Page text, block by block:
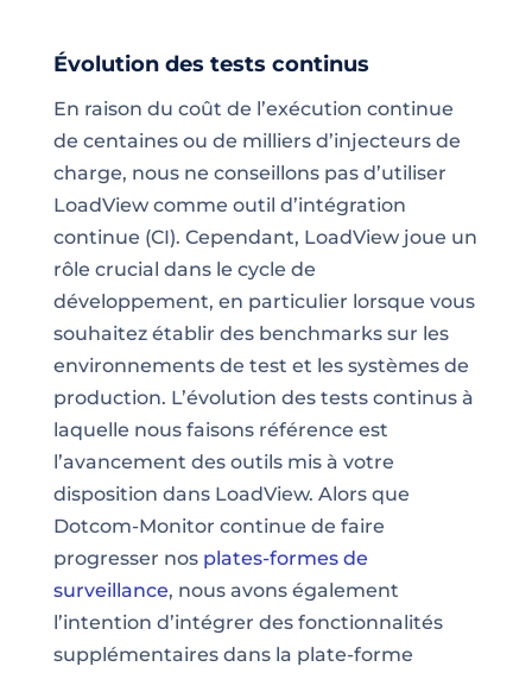
Évolution des tests continus
En raison du coût de l’exécution continue
de centaines ou de milliers d’injecteurs de
charge, nous ne conseillons pas d’utiliser
LoadView comme outil d’intégration
continue (CI). Cependant, LoadView joue un
rôle crucial dans le cycle de
développement, en particulier lorsque vous
souhaitez établir des benchmarks sur les
environnements de test et les systèmes de
production. L’évolution des tests continus à
laquelle nous faisons référence est
l’avancement des outils mis à votre
disposition dans LoadView. Alors que
Dotcom-Monitor continue de faire
progresser nosplates-formes de
surveillance, nous avons également
l’intention d’intégrer des fonctionnalités
supplémentaires dans la plate-forme